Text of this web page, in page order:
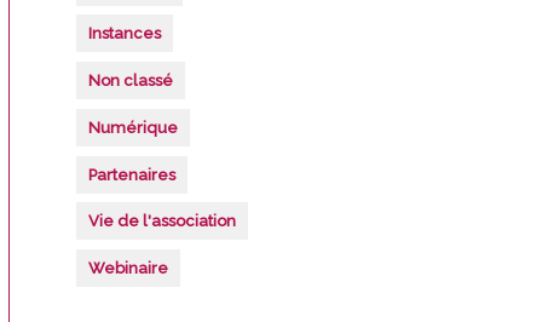
Instances
Non classé
Numérique
Partenaires
Vie de l'association
Webinaire